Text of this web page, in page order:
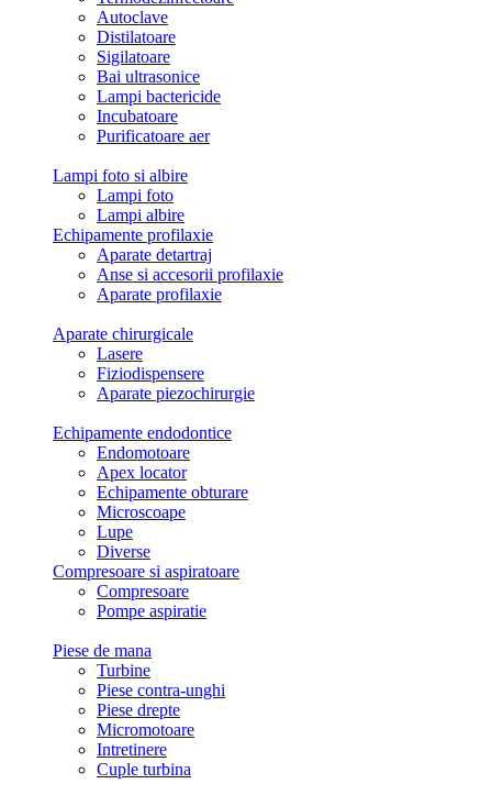
Autoclave
Distilatoare
Sigilatoare
Bai ultrasonice
Lampi bactericide
Incubatoare
Purificatoare aer
Lampi foto si albire
Lampi foto
Lampi albire
Echipamente profilaxie
Aparate detartraj
Anse si accesorii profilaxie
Aparate profilaxie
Aparate chirurgicale
Lasere
Fiziodispensere
Aparate piezochirurgie
Echipamente endodontice
Endomotoare
Apex locator
Echipamente obturare
Microscoape
Lupe
Diverse
Compresoare si aspiratoare
Compresoare
Pompe aspiratie
Piese de mana
Turbine
Piese contra-unghi
Piese drepte
Micromotoare
Intretinere
Cuple turbina